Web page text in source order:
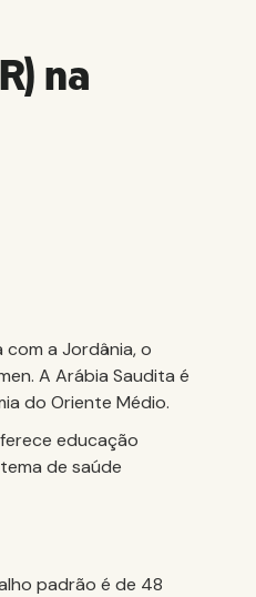
na
com a Jordânia, o
A Arábia Saudita é
do Oriente Médio.
educação
de saúde
padrão é de 48